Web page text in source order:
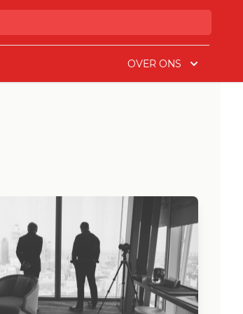
OVER ONS